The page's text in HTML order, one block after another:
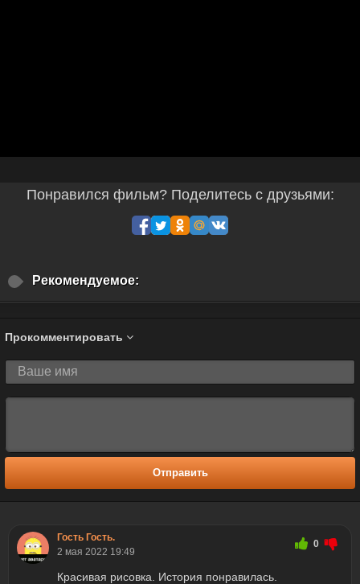
Понравился фильм? Поделитесь с друзьями:
Рекомендуемое:
Прокомментировать
Отправить
Гость Гость.
2 мая 2022 19:49
0
Красивая рисовка. История понравилась.